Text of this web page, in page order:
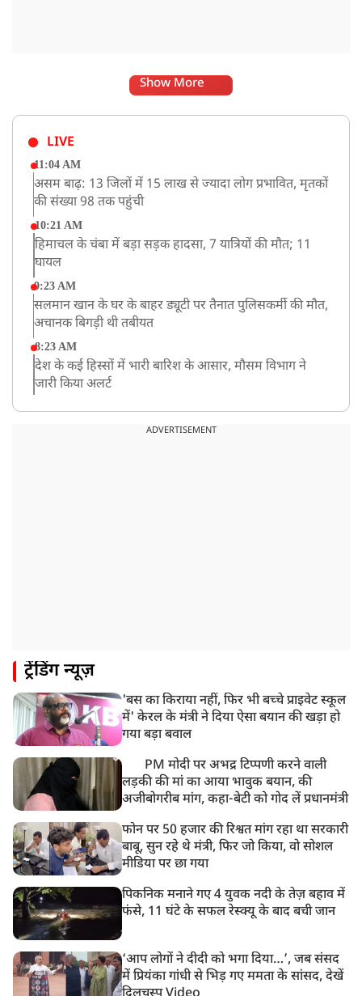
Show More
LIVE
11:04 AM
असम बाढ़: 13 जिलों में 15 लाख से ज्यादा लोग प्रभावित, मृतकों
की संख्या 98 तक पहुंची
10:21 AM
हिमाचल के चंबा में बड़ा सड़क हादसा, 7 यात्रियों की मौत; 11
घायल
9:23 AM
सलमान खान के घर के बाहर ड्यूटी पर तैनात पुलिसकर्मी की मौत,
अचानक बिगड़ी थी तबीयत
8:23 AM
देश के कई हिस्सों में भारी बारिश के आसार, मौसम विभाग ने
जारी किया अलर्ट
भारत समेत 5 देशों पर 100% टैरिफ
ADVERTISEMENT
ट्रेंडिंग न्यूज़
'बस का किराया नहीं, फिर भी बच्चे प्राइवेट स्कूल
में' केरल के मंत्री ने दिया ऐसा बयान की खड़ा हो
गया बड़ा बवाल
PM मोदी पर अभद्र टिप्पणी करने वाली
लड़की की मां का आया भावुक बयान, की
अजीबोगरीब मांग, कहा-बेटी को गोद लें प्रधानमंत्री
फोन पर 50 हजार की रिश्वत मांग रहा था सरकारी
बाबू, सुन रहे थे मंत्री, फिर जो किया, वो सोशल
मीडिया पर छा गया
पिकनिक मनाने गए 4 युवक नदी के तेज़ बहाव में
फंसे, 11 घंटे के सफल रेस्क्यू के बाद बची जान
‘आप लोगों ने दीदी को भगा दिया…’, जब संसद
में प्रियंका गांधी से भिड़ गए ममता के सांसद, देखें